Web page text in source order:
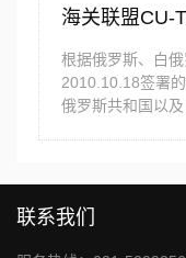
海关联盟CU-
根据俄罗斯、白
2010.10.18签署
俄罗斯共和国以
联系我们